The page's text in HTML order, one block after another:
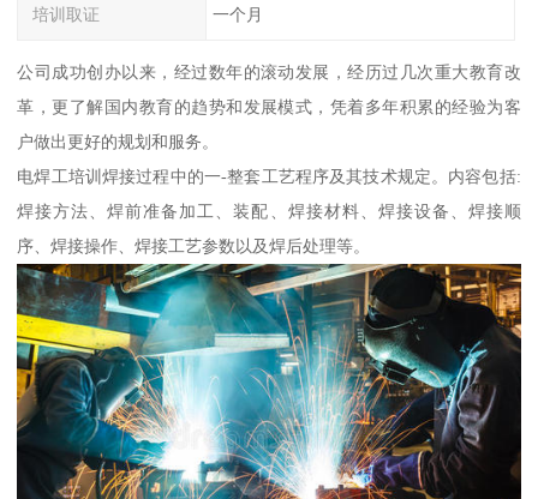
培训取证 一个月
公司成功创办以来，经过数年的滚动发展，经历过几次重大教育改
革，更了解国内教育的趋势和发展模式，凭着多年积累的经验为客
户做出更好的规划和服务。
电焊工培训焊接过程中的一-整套工艺程序及其技术规定。内容包括:
焊接方法、焊前准备加工、装配、焊接材料、焊接设备、焊接顺
序、焊接操作、焊接工艺参数以及焊后处理等。